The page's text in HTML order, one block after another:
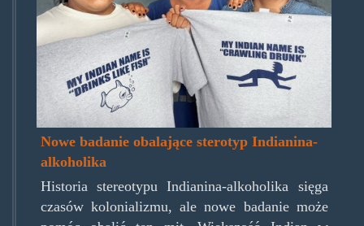
Nowe badanie obalające sterotyp Indianina-
alkoholika
Historia stereotypu Indianina-alkoholika sięga
czasów kolonializmu, ale nowe badanie może